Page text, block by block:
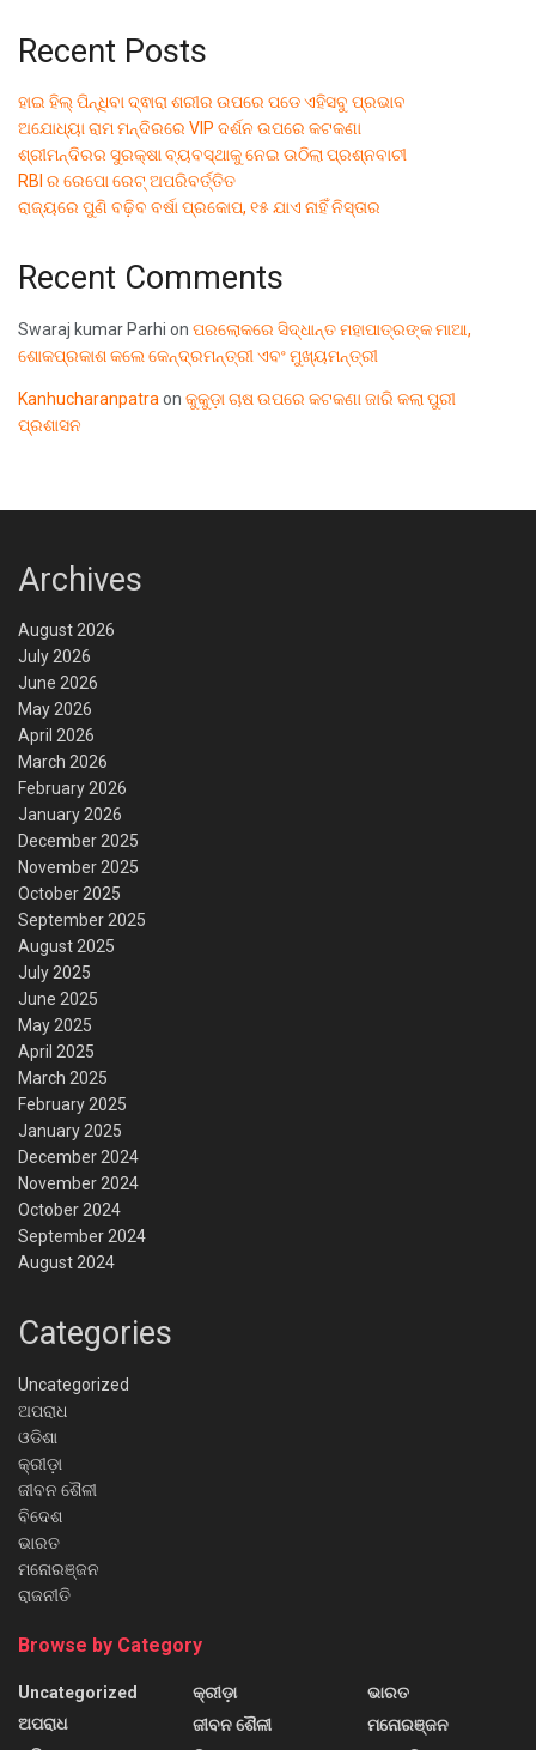
Recent Posts
ହାଇ ହିଲ୍ ପିନ୍ଧିବା ଦ୍ଵାରା ଶରୀର ଉପରେ ପଡେ ଏହିସବୁ ପ୍ରଭାବ
ଅଯୋଧ୍ୟା ରାମ ମନ୍ଦିରରେ VIP ଦର୍ଶନ ଉପରେ କଟକଣା
ଶ୍ରୀମନ୍ଦିରର ସୁରକ୍ଷା ବ୍ୟବସ୍ଥାକୁ ନେଇ ଉଠିଲା ପ୍ରଶ୍ନବାଚୀ
RBI ର ରେପୋ ରେଟ୍ ଅପରିବର୍ତ୍ତିତ
ରାଜ୍ୟରେ ପୁଣି ବଢ଼ିବ ବର୍ଷା ପ୍ରକୋପ, ୧୫ ଯାଏ ନାହିଁ ନିସ୍ତାର
Recent Comments
Swaraj kumar Parhi on ପରଲୋକରେ ସିଦ୍ଧାନ୍ତ ମହାପାତ୍ରଙ୍କ ମାଆ,
ଶୋକପ୍ରକାଶ କଲେ କେନ୍ଦ୍ରମନ୍ତ୍ରୀ ଏବଂ ମୁଖ୍ୟମନ୍ତ୍ରୀ
Kanhucharanpatra on କୁକୁଡ଼ା ଚାଷ ଉପରେ କଟକଣା ଜାରି କଲା ପୁରୀ
ପ୍ରଶାସନ
Archives
August 2026
July 2026
June 2026
May 2026
April 2026
March 2026
February 2026
January 2026
December 2025
November 2025
October 2025
September 2025
August 2025
July 2025
June 2025
May 2025
April 2025
March 2025
February 2025
January 2025
December 2024
November 2024
October 2024
September 2024
August 2024
Categories
Uncategorized
ଅପରାଧ
ଓଡିଶା
କ୍ରୀଡ଼ା
ଜୀବନ ଶୈଳୀ
ବିଦେଶ
ଭାରତ
ମନୋରଞ୍ଜନ
ରାଜନୀତି
Browse by Category
Uncategorized
ଅପରାଧ
କ୍ରୀଡ଼ା
ଜୀବନ ଶୈଳୀ
ଭାରତ
ମନୋରଞ୍ଜନ